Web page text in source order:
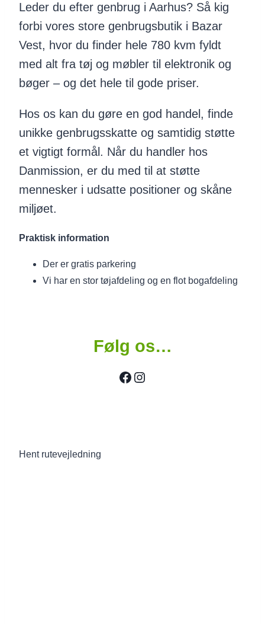
Leder du efter genbrug i Aarhus? Så kig
forbi vores store genbrugsbutik i Bazar
Vest, hvor du finder hele 780 kvm fyldt
med alt fra tøj og møbler til elektronik og
bøger – og det hele til gode priser.
Hos os kan du gøre en god handel, finde
unikke genbrugsskatte og samtidig støtte
et vigtigt formål. Når du handler hos
Danmission, er du med til at støtte
mennesker i udsatte positioner og skåne
miljøet.
Praktisk information
Der er gratis parkering
Vi har en stor tøjafdeling og en flot bogafdeling
Følg os…
Facebook
Instagram
Hent rutevejledning